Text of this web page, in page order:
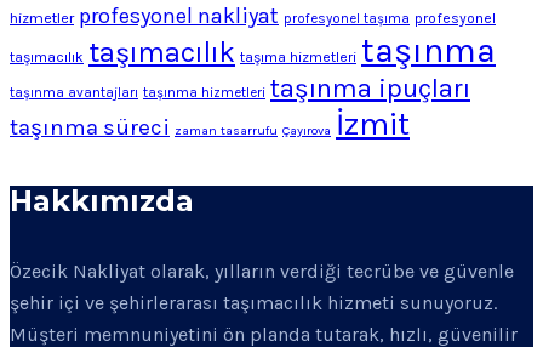
hizmetler profesyonel nakliyat profesyonel taşıma profesyonel
taşımacılık taşımacılık taşıma hizmetleri taşınma
taşınma avantajları taşınma hizmetleri taşınma ipuçları
taşınma süreci zaman tasarrufu Çayırova İzmit
Hakkımızda
Özecik Nakliyat olarak, yılların verdiği tecrübe ve güvenle
şehir içi ve şehirlerarası taşımacılık hizmeti sunuyoruz.
Müşteri memnuniyetini ön planda tutarak, hızlı, güvenilir